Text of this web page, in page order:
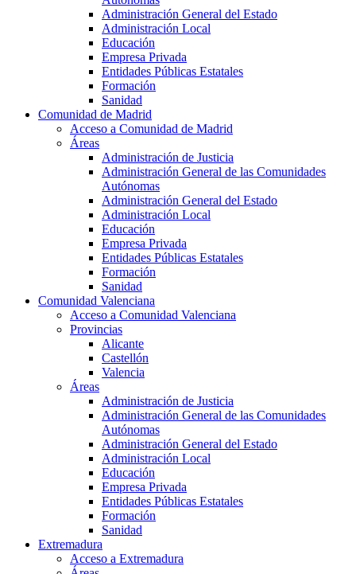
Administración General del Estado
Administración Local
Educación
Empresa Privada
Entidades Públicas Estatales
Formación
Sanidad
Comunidad de Madrid
Acceso a Comunidad de Madrid
Áreas
Administración de Justicia
Administración General de las Comunidades
Autónomas
Administración General del Estado
Administración Local
Educación
Empresa Privada
Entidades Públicas Estatales
Formación
Sanidad
Comunidad Valenciana
Acceso a Comunidad Valenciana
Provincias
Alicante
Castellón
Valencia
Áreas
Administración de Justicia
Administración General de las Comunidades
Autónomas
Administración General del Estado
Administración Local
Educación
Empresa Privada
Entidades Públicas Estatales
Formación
Sanidad
Extremadura
Acceso a Extremadura